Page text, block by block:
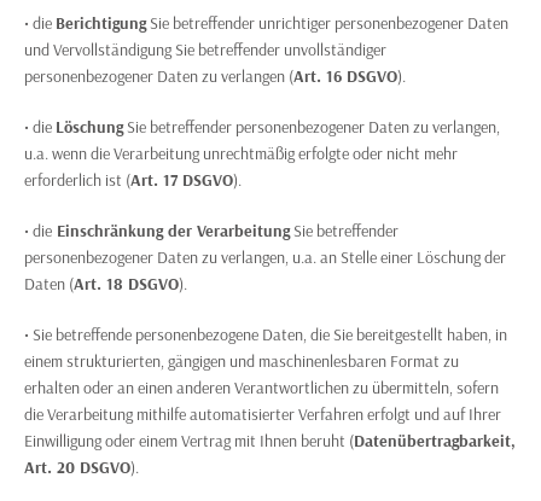
• die BerichtigungSie betreffender unrichtiger personenbezogener Daten
und Vervollständigung Sie betreffender unvollständiger
personenbezogener Daten zu verlangen (Art. 16 DSGVO).
• die LöschungSie betreffender personenbezogener Daten zu verlangen,
u.a. wenn die Verarbeitung unrechtmäßig erfolgte oder nicht mehr
erforderlich ist (Art. 17 DSGVO).
• die Einschränkung der VerarbeitungSie betreffender
personenbezogener Daten zu verlangen, u.a. an Stelle einer Löschung der
Daten (Art. 18 DSGVO).
• Sie betreffende personenbezogene Daten, die Sie bereitgestellt haben, in
einem strukturierten, gängigen und maschinenlesbaren Format zu
erhalten oder an einen anderen Verantwortlichen zu übermitteln, sofern
die Verarbeitung mithilfe automatisierter Verfahren erfolgt und auf Ihrer
Einwilligung oder einem Vertrag mit Ihnen beruht (Datenübertragbarkeit,
Art. 20 DSGVO).